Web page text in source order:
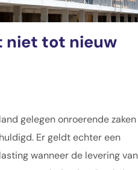
niet tot nieuw
gelegen onroerende zaken
Er geldt echter een
wanneer de levering van